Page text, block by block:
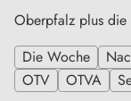
Oberpfalz plus
Die Woche
OTV
OTVA